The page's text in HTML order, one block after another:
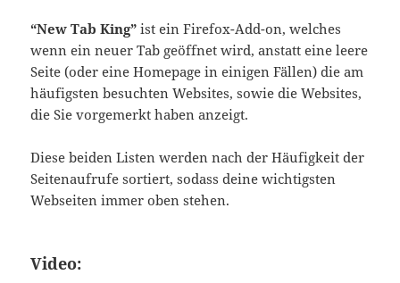
“New Tab King” ist ein Firefox-Add-on, welches
wenn ein neuer Tab geöffnet wird, anstatt eine leere
Seite (oder eine Homepage in einigen Fällen) die am
häufigsten besuchten Websites, sowie die Websites,
die Sie vorgemerkt haben anzeigt.
Diese beiden Listen werden nach der Häufigkeit der
Seitenaufrufe sortiert, sodass deine wichtigsten
Webseiten immer oben stehen.
Video: